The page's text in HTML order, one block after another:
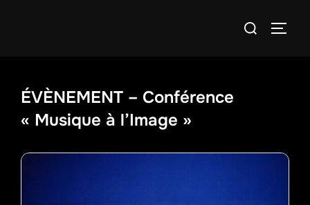
Rechercher :
ÉVÈNEMENT – Conférence
« Musique à l’Image »